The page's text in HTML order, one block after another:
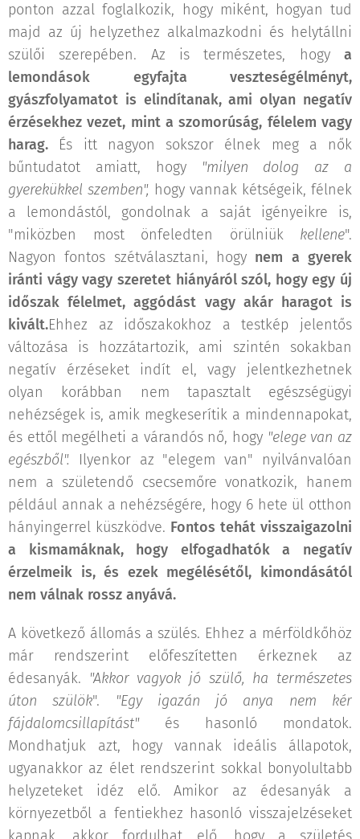
ponton azzal foglalkozik, hogy miként, hogyan tud
majd az új helyzethez alkalmazkodni és helytállni
szülői szerepében. Az is természetes, hogy a
lemondások egyfajta veszteségélményt,
gyászfolyamatot is elindítanak, ami olyan negatív
érzésekhez vezet, mint a szomorúság, félelem vagy
harag. És itt nagyon sokszor élnek meg a nők
bűntudatot amiatt, hogy
"milyen dolog az a
gyerekükkel szemben", hogy vannak kétségeik, félnek
a lemondástól, gondolnak a saját igényeikre is,
"miközben most önfeledten örülniük kellene".
Nagyon fontos szétválasztani, hogy nem a gyerek
iránti vágy vagy szeretet hiányáról szól, hogy egy új
időszak félelmet, aggódást vagy akár haragot is
kivált.Ehhez az időszakokhoz a testkép jelentős
változása is hozzátartozik, ami szintén sokakban
negatív érzéseket indít el, vagy jelentkezhetnek
olyan korábban nem tapasztalt egészségügyi
nehézségek is, amik megkeserítik a mindennapokat,
és ettől megélheti a várandós nő, hogy "elege van az
egészből". Ilyenkor az "elegem van" nyilvánvalóan
nem a születendő csecsemőre vonatkozik, hanem
például annak a nehézségére, hogy 6 hete ül otthon
hányingerrel küszködve. Fontos tehát visszaigazolni
a kismamáknak, hogy elfogadhatók a negatív
érzelmeik is, és ezek megélésétől, kimondásától
nem válnak rossz anyává.
A következő állomás a szülés. Ehhez a mérföldkőhöz
már rendszerint előfeszítetten érkeznek az
édesanyák. "Akkor vagyok jó szülő, ha természetes
úton szülök".
"Egy igazán jó anya nem kér
fájdalomcsillapítást"és hasonló mondatok.
Mondhatjuk azt, hogy vannak ideális állapotok,
ugyanakkor az élet rendszerint sokkal bonyolultabb
helyzeteket idéz elő. Amikor az édesanyák a
környezetből a fentiekhez hasonló visszajelzéseket